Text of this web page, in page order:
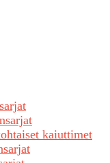
kaiuttimet